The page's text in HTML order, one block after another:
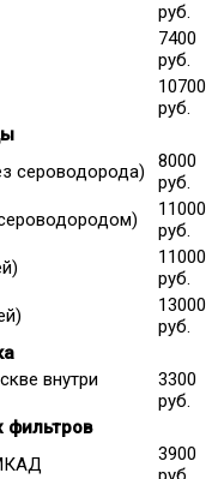
руб.
7400
руб.
10700
руб.
сероводорода)
8000
руб.
11000
руб.
11000
руб.
13000
руб.
внутри
3300
руб.
фильтров
3900